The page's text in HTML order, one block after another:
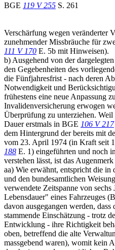
BGE 119 V 255 S. 261
Verschärfung wegen veränderter
zunehmender Missbräuche für
111 V 170 E. 5b mit Hinweisen).
b) Ausgehend von der
den Gegebenheiten des
die Fünfjahresfrist - nach deren
Notwendigkeit und
frühestens eine neue Anpassung
Invalidenversicherung erwogen
Überprüfung zu unterziehen.
Dauer erstmals in BGE 106 V 217
dem Hintergrund der bereits mit
vom 23. April 1974 (in Kraft seit
188 E. 1) eingeführten und noch
verstehen lässt, ist das
aa) Wie erwähnt, entspricht die in
und den bundesamtlichen
verwendete Zeitspanne von
Lebensdauer" eines Fahrzeuges
davon ausgegangen werden, dass
stammende Einschätzung - trotz
Entwicklung - ihre Richtigkeit
oben, betreffend die alte
massgebend waren), womit kein